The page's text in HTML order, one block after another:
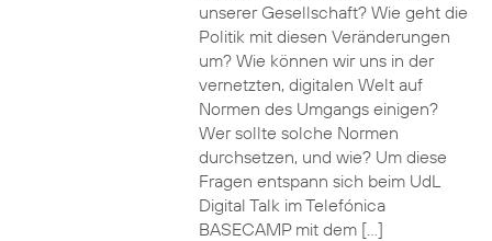
unserer Gesellschaft? Wie geht die
Politik mit diesen Veränderungen
um? Wie können wir uns in der
vernetzten, digitalen Welt auf
Normen des Umgangs einigen?
Wer sollte solche Normen
durchsetzen, und wie? Um diese
Fragen entspann sich beim UdL
Digital Talk im Telefónica
BASECAMP mit dem […]